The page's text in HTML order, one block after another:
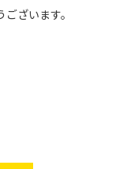
ざいます。